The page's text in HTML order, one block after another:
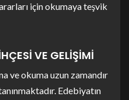
için okumaya teşvik
VE GELİŞİMİ
ve okuma uzun zamandır
Edebiyatın